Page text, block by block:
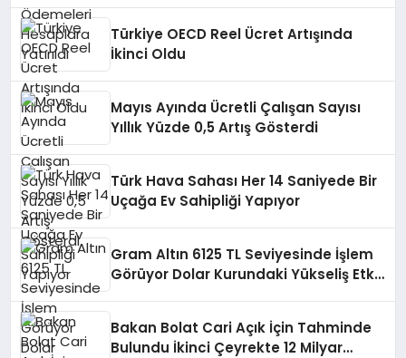
Türkiye OECD Reel Ücret Artışında
İkinci Oldu
Mayıs Ayında Ücretli Çalışan Sayısı
Yıllık Yüzde 0,5 Artış Gösterdi
Türk Hava Sahası Her 14 Saniyede Bir
Uçağa Ev Sahipliği Yapıyor
Gram Altın 6125 TL Seviyesinde İşlem
Görüyor Dolar Kurundaki Yükseliş Etkili
Bakan Bolat Cari Açık İçin Tahminde
Bulundu İkinci Çeyrekte 12 Milyar